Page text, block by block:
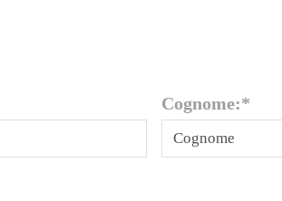
Cognome:*